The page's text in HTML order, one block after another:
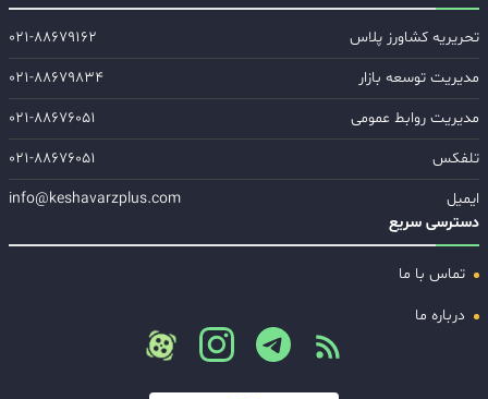
تحریریه کشاورز پلاس
۰۲۱-۸۸۶۷۹۱۶۲
مدیریت توسعه بازار
۰۲۱-۸۸۶۷۹۸۳۴
مدیریت روابط عمومی
۰۲۱-۸۸۶۷۶۰۵۱
تلفکس
۰۲۱-۸۸۶۷۶۰۵۱
ایمیل
info@keshavarzplus.com
دسترسی سریع
تماس با ما
درباره ما